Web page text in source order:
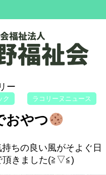
願い
内
内
せ
ー
ク ラコリーヌニュース
おやつ
ちの良い風がそよぐ日
頂きました(≧▽≦)